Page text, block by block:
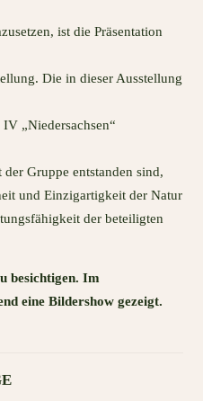
ist die Präsentation
Die in dieser Ausstellung
„Niedersachsen“
Gruppe entstanden sind,
und Einzigartigkeit der Natur
der beteiligten
besichtigen. Im
eine Bildershow gezeigt.